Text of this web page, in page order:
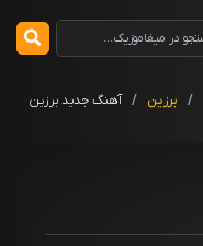
/ برزین / آهنگ جدید برزین